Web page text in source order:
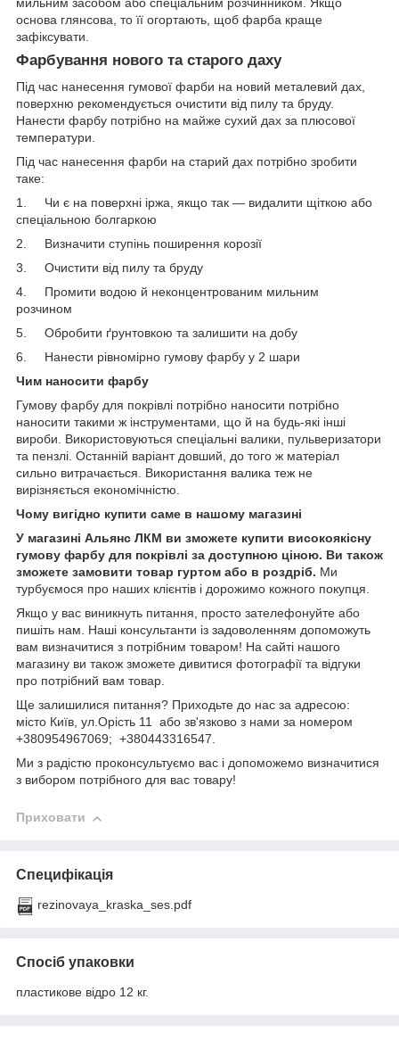
основа глянсова, то її огортають, щоб фарба краще
зафіксувати.
Фарбування нового та старого даху
Під час нанесення гумової фарби на новий металевий дах,
поверхню рекомендується очистити від пилу та бруду.
Нанести фарбу потрібно на майже сухий дах за плюсової
температури.
Під час нанесення фарби на старий дах потрібно зробити
таке:
1. Чи є на поверхні іржа, якщо так — видалити щіткою або
спеціальною болгаркою
2. Визначити ступінь поширення корозії
3. Очистити від пилу та бруду
4. Промити водою й неконцентрованим мильним
розчином
5. Обробити ґрунтовкою та залишити на добу
6. Нанести рівномірно гумову фарбу у 2 шари
Чим наносити фарбу
Гумову фарбу для покрівлі потрібно наносити потрібно
наносити такими ж інструментами, що й на будь-які інші
вироби. Використовуються спеціальні валики, пульверизатори
та пензлі. Останній варіант довший, до того ж матеріал
сильно витрачається. Використання валика теж не
вирізняється економічністю.
Чому вигідно купити саме в нашому магазині
У магазині Альянс ЛКМ ви зможете купити високоякісну
гумову фарбу для покрівлі за доступною ціною. Ви також
зможете замовити товар гуртом або в роздріб. Ми
турбуємося про наших клієнтів і дорожимо кожного покупця.
Якщо у вас виникнуть питання, просто зателефонуйте або
пишіть нам. Наші консультанти із задоволенням допоможуть
вам визначитися з потрібним товаром! На сайті нашого
магазину ви також зможете дивитися фотографії та відгуки
про потрібний вам товар.
Ще залишилися питання? Приходьте до нас за адресою:
місто Київ, ул.Орість 11 або зв'язково з нами за номером
+380954967069; +380443316547.
Ми з радістю проконсультуємо вас і допоможемо визначитися
з вибором потрібного для вас товару!
Приховати
Специфікація
rezinovaya_kraska_ses.pdf
Спосіб упаковки
пластикове відро 12 кг.